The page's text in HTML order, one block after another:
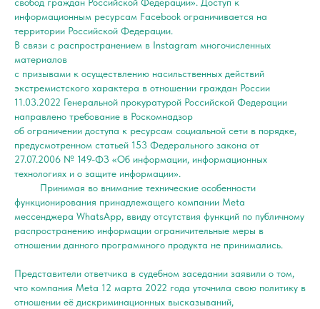
свобод граждан Российской Федерации». Доступ к
информационным ресурсам Facebook ограничивается на
территории Российской Федерации.
В связи с распространением в Instagram многочисленных
материалов
с призывами к осуществлению насильственных действий
экстремистского характера в отношении граждан России
11.03.2022 Генеральной прокуратурой Российской Федерации
направлено требование в Роскомнадзор
об ограничении доступа к ресурсам социальной сети в порядке,
предусмотренном статьей 153 Федерального закона от
27.07.2006 № 149-ФЗ «Об информации, информационных
технологиях и о защите информации».
Принимая во внимание технические особенности
функционирования принадлежащего компании Meta
мессенджера WhatsApp, ввиду отсутствия функций по публичному
распространению информации ограничительные меры в
отношении данного программного продукта не принимались.
Представители ответчика в судебном заседании заявили о том,
что компания Meta 12 марта 2022 года уточнила свою политику в
отношении её дискриминационных высказываний,